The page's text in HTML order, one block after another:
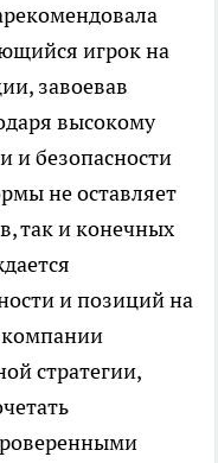
игрок на
завоевав
высокому
и безопасности
не оставляет
так и конечных
и позиций на
компании
стратегии,